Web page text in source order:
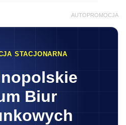
AUTOPROMOCJA
STACJONARNA
Biur